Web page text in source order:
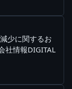
少に関するお
社情報DIGITAL